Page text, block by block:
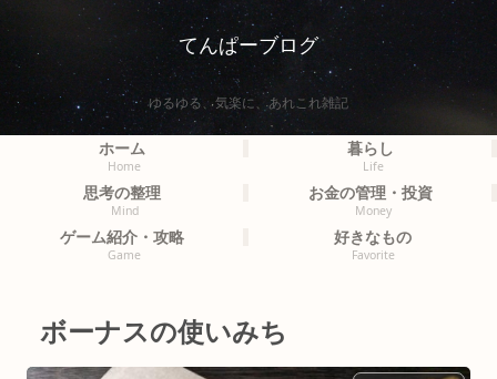
てんぱーブログ
ゆるゆる、気楽に、あれこれ雑記
ホーム
Home
暮らし
Life
思考の整理
Mind
お金の管理・投資
Money
ゲーム紹介・攻略
Game
好きなもの
Favorite
ボーナスの使いみち